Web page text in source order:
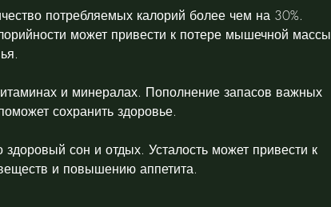
потребляемых калорий более чем на 30%.
может привести к потере мышечной массы
и минералах. Пополнение запасов важных
сохранить здоровье.
сон и отдых. Усталость может привести к
и повышению аппетита.